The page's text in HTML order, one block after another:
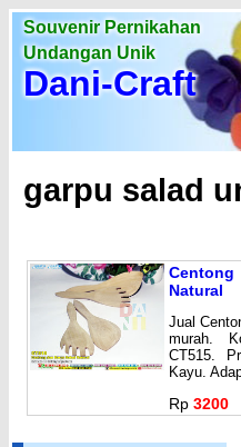
Souvenir Pernikahan
Undangan Unik
Dani-Craft
garpu salad
Natural
Jual
murah.
CT515.
Kayu.
Rp 3200